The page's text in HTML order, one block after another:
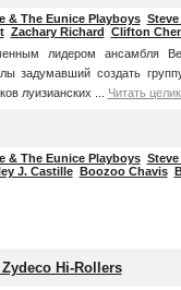
& The Eunice Playboys
Zachary Richard Clifton
лидером ансамбля
задумавший создать
луизианских ...
Читать
& The Eunice Playboys
J. Castille Boozoo Chavis
Hi-Rollers